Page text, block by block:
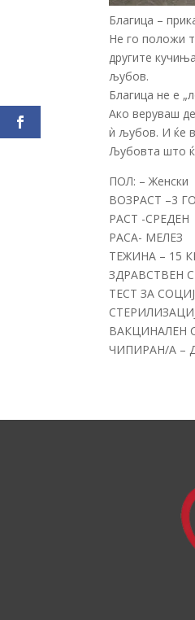
Благица –
Не го положи
другите
љубов.
Благица не е
Ако веруваш
ѝ љубов. И ќе
Љубовта што
ПОЛ: – Женски
ВОЗРАСТ –3
РАСТ -СРЕДЕН
РАСА- МЕЛЕЗ
ТЕЖИНА – 15
ЗДРАВСТВЕН
ТЕСТ ЗА
ВАКЦИНАЛЕН
ЧИПИРАН/А –